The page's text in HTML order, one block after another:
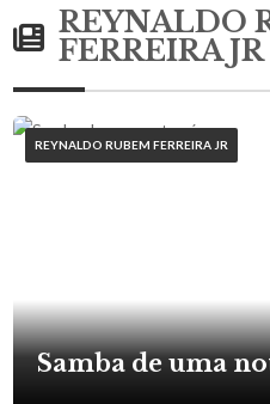
REYNALDO
FERREIRA JR
REYNALDO RUBEM FERREIRA JR
Samba de uma